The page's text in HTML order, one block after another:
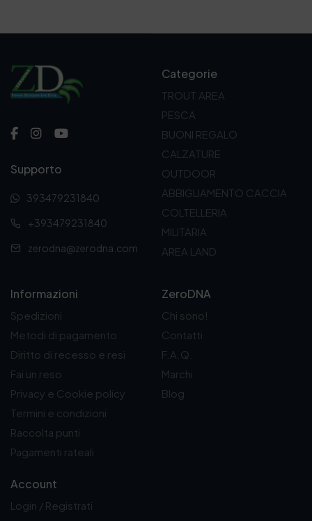
Supporto
393479231840
+393479231840
zerodna@zerodna.com
Categorie
TROUT AREA
PESCA
BUONI REGALO
CALZATURE
OUTDOOR
ABBIGLIAMENTO CACCIA
COLTELLERIA
MILITARIA
AREA LAND
Informazioni
Spedizioni
Metodi di pagamento
Diritto di recesso e resi
Fai un reso
Privacy e Cookie policy
Termini e condizioni
Raccolta punti
Pagamenti rateali
Account
Login / Registrati
ZeroDNA
Chi sono!
Contatti
F.A.Q.
Marchi
Blog